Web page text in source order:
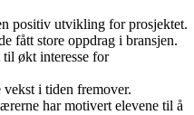
positiv utvikling for prosjektet.
fått store oppdrag i bransjen.
økt interesse for
i tiden fremover.
har motivert elevene til å